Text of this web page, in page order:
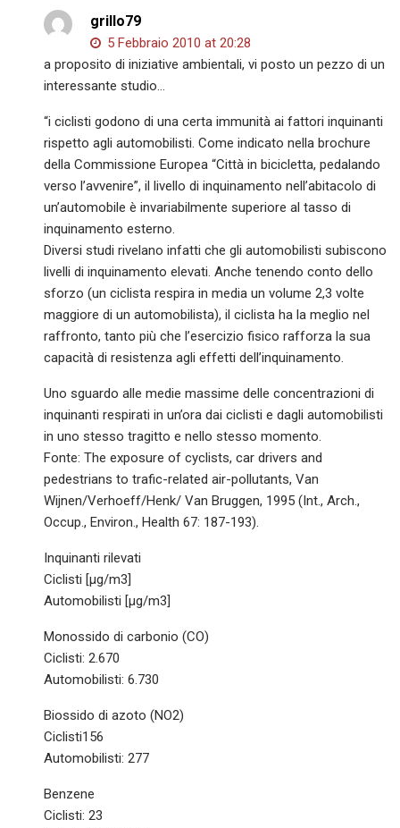
grillo79
5 Febbraio 2010 at 20:28
a proposito di iniziative ambientali, vi posto un pezzo di un
interessante studio…
“i ciclisti godono di una certa immunità ai fattori inquinanti
rispetto agli automobilisti. Come indicato nella brochure
della Commissione Europea “Città in bicicletta, pedalando
verso l’avvenire”, il livello di inquinamento nell’abitacolo di
un’automobile è invariabilmente superiore al tasso di
inquinamento esterno.
Diversi studi rivelano infatti che gli automobilisti subiscono
livelli di inquinamento elevati. Anche tenendo conto dello
sforzo (un ciclista respira in media un volume 2,3 volte
maggiore di un automobilista), il ciclista ha la meglio nel
raffronto, tanto più che l’esercizio fisico rafforza la sua
capacità di resistenza agli effetti dell’inquinamento.
Uno sguardo alle medie massime delle concentrazioni di
inquinanti respirati in un’ora dai ciclisti e dagli automobilisti
in uno stesso tragitto e nello stesso momento.
Fonte: The exposure of cyclists, car drivers and
pedestrians to trafic-related air-pollutants, Van
Wijnen/Verhoeff/Henk/ Van Bruggen, 1995 (Int., Arch.,
Occup., Environ., Health 67: 187-193).
Inquinanti rilevati
Ciclisti [µg/m3]
Automobilisti [µg/m3]
Monossido di carbonio (CO)
Ciclisti: 2.670
Automobilisti: 6.730
Biossido di azoto (NO2)
Ciclisti156
Automobilisti: 277
Benzene
Ciclisti: 23